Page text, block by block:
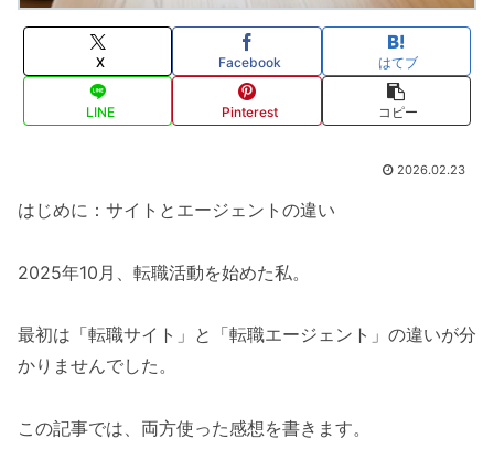
X Facebook はてブ
LINE Pinterest コピー
2026.02.23
はじめに：サイトとエージェントの違い
2025年10月、転職活動を始めた私。
最初は「転職サイト」と「転職エージェント」の違いが分
かりませんでした。
この記事では、両方使った感想を書きます。